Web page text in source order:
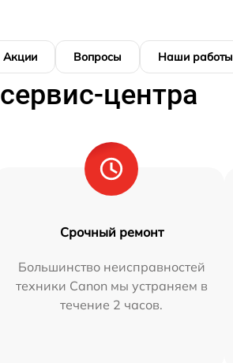
Акции Вопросы Наши работы
центра
Срочный ремонт
Большинство неисправностей
техники Canon мы устраняем в
течение 2 часов.